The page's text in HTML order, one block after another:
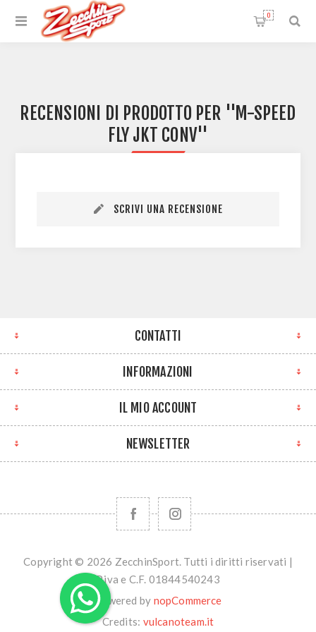
0
RECENSIONI DI PRODOTTO PER
M-SPEED
FLY JKT CONV
SCRIVI UNA RECENSIONE
CONTATTI
INFORMAZIONI
IL MIO ACCOUNT
NEWSLETTER
Copyright © 2026 ZecchinSport. Tutti i diritti riservati |
P.iva e C.F. 01844540243
Powered by nopCommerce
Credits: vulcanoteam.it